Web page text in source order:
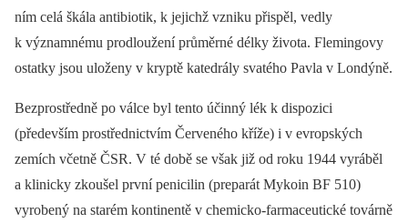
ním celá škála antibiotik, k jejichž vzniku přispěl, vedly
k významnému prodloužení průměrné délky života. Flemingovy
ostatky jsou uloženy v kryptě katedrály svatého Pavla v Londýně.
Bezprostředně po válce byl tento účinný lék k dispozici
(především prostřednictvím Červeného kříže) i v evropských
zemích včetně ČSR. V té době se však již od roku 1944 vyráběl
a klinicky zkoušel první penicilin (preparát Mykoin BF 510)
vyrobený na starém kontinentě v chemicko-farmaceutické továrně